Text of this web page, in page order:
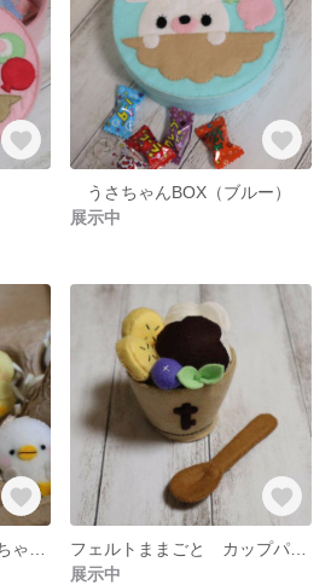
うさちゃんBOX（ブルー）
展示中
展示中